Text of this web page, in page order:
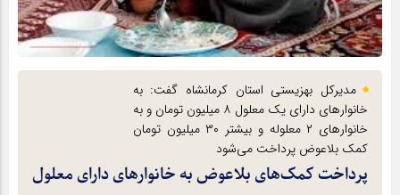
مدیرکل بهزیستی استان کرمانشاه گفت: به
خانوار‌های دارای یک معلول ۸ میلیون تومان و به
خانوار‌های ۲ معلوله و بیشتر ۳۰ میلیون تومان
کمک بلاعوض پرداخت می‌شود
پرداخت کمک‌های بلاعوض به خانوار‌های دارای معلول